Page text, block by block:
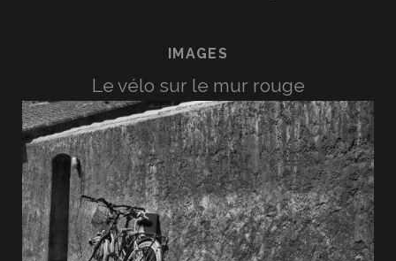
IMAGES
Le vélo sur le mur rouge